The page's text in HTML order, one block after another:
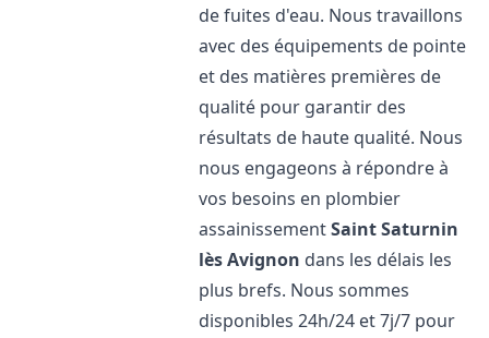
de fuites d'eau. Nous travaillons
avec des équipements de pointe
et des matières premières de
qualité pour garantir des
résultats de haute qualité. Nous
nous engageons à répondre à
vos besoins en plombier
assainissementSaint Saturnin
lès Avignon dans les délais les
plus brefs. Nous sommes
disponibles 24h/24 et 7j/7 pour